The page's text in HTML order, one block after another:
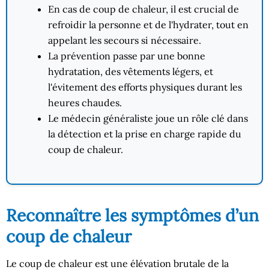
En cas de coup de chaleur, il est crucial de
refroidir la personne et de l'hydrater, tout en
appelant les secours si nécessaire.
La prévention passe par une bonne
hydratation, des vêtements légers, et
l'évitement des efforts physiques durant les
heures chaudes.
Le médecin généraliste joue un rôle clé dans
la détection et la prise en charge rapide du
coup de chaleur.
Reconnaître les symptômes d’un
coup de chaleur
Le coup de chaleur est une élévation brutale de la